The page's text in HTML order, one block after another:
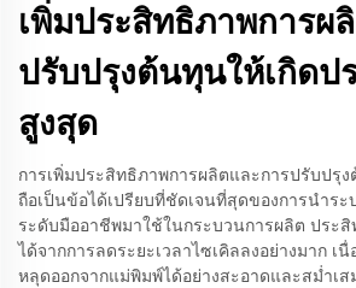
เพิ่มประสิทธิภาพการผ
ปรับปรุงต้นทุนให้เกิดป
สูงสุด
การเพิ่มประสิทธิภาพการผลิตและการปรับปรุ
ถือเป็นข้อได้เปรียบที่ชัดเจนที่สุดของการนำร
ระดับมืออาชีพมาใช้ในกระบวนการผลิต ประ
ได้จากการลดระยะเวลาไซเคิลลงอย่างมาก เ
หลุดออกจากแม่พิมพ์ได้อย่างสะอาดและสม่ำเส